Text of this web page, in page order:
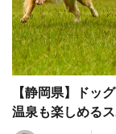
【静岡県】ドッ
温泉も楽しめる